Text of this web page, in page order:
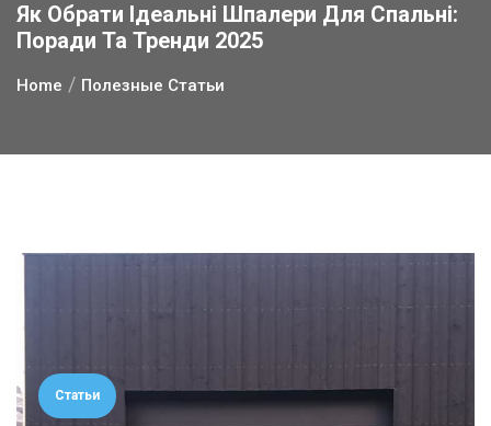
Як Обрати Ідеальні Шпалери Для Спальні:
Поради Та Тренди 2025
Home Полезные Статьи
Статьи